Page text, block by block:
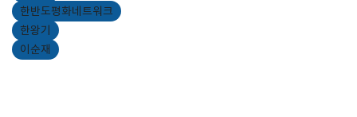
한반도평화네트워크
한왕기
이순재